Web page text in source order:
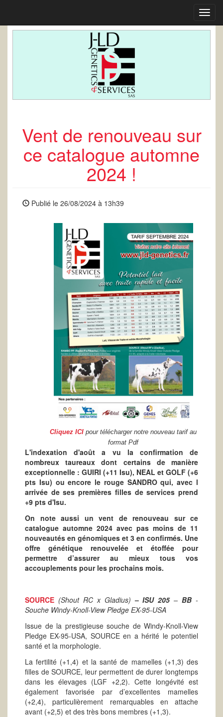
Vent de renouveau sur
ce catalogue automne
2024 !
Publié le 26/08/2024 à 13h39
Cliquez ICI pour télécharger notre nouveau tarif au
format Pdf
L'indexation d'août a vu la confirmation de
nombreux taureaux dont certains de manière
exceptionnelle : GUIRI (+11 Isu), NEAL et GOLF (+6
pts Isu) ou encore le rouge SANDRO qui, avec l
arrivée de ses premières filles de services prend
+9 pts d'Isu.
On note aussi un vent de renouveau sur ce
catalogue automne 2024 avec pas moins de 11
nouveautés en génomiques et 3 en confirmés. Une
offre génétique renouvelée et étoffée pour
permettre d’assurer au mieux tous vos
accouplements pour les prochains mois.
SOURCE (Shout RC x Gladius) –ISU 205–BB -
Souche Windy-Knoll-View Pledge EX-95-USA
Issue de la prestigieuse souche de Windy-Knoll-View
Pledge EX-95-USA, SOURCE en a hérité le potentiel
santé et la morphologie.
La fertilité (+1,4) et la santé de mamelles (+1,3) des
filles de SOURCE, leur permettent de durer longtemps
dans les élevages (LGF +2,2). Cette longévité est
également favorisée par d’excellentes mamelles
(+2,4), particulièrement remarquables en attache
avant (+2,5) et des très bons membres (+1,3).